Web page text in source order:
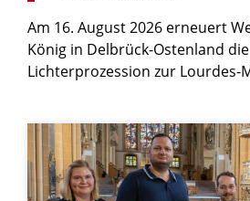
Am 16. August 2026 erneuert
König in Delbrück-Ostenland
Lichterprozession zur Lourdes-